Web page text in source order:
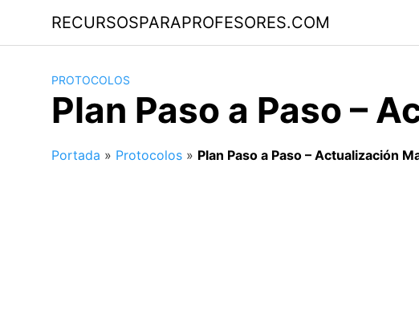
contenido
RECURSOSPARAPROFESORES.COM
PROTOCOLOS
Plan Paso a Paso –
Portada » Protocolos » Plan Paso a Paso – Actualización